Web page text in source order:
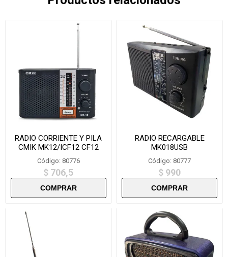
RADIO CORRIENTE Y PILA
CMIK MK12/ICF12 CF12
Código: 80776
$ 706,5
RADIO RECARGABLE
MK018USB
Código: 80777
$ 990